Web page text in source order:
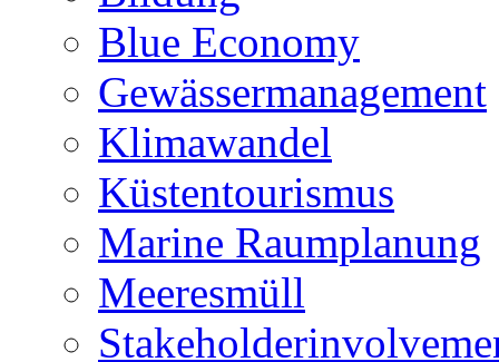
Blue Economy
Gewässermanagement
Klimawandel
Küstentourismus
Marine Raumplanung
Meeresmüll